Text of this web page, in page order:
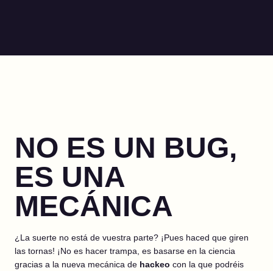
NO ES UN BUG,
ES UNA
MECÁNICA
¿La suerte no está de vuestra parte? ¡Pues haced que giren
las tornas! ¡No es hacer trampa, es basarse en la ciencia
gracias a la nueva mecánica de hackeo con la que podréis